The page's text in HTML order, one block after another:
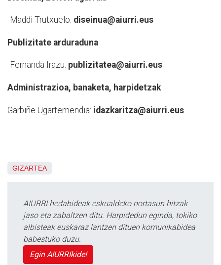
-Maddi Trutxuelo: diseinua@aiurri.eus
Publizitate arduraduna
-Fernanda Irazu: publizitatea@aiurri.eus
Administrazioa, banaketa, harpidetzak
Garbiñe Ugartemendia: idazkaritza@aiurri.eus
GIZARTEA
AIURRI hedabideak eskualdeko nortasun hitzak
jaso eta zabaltzen ditu. Harpidedun eginda, tokiko
albisteak euskaraz lantzen dituen komunikabidea
babestuko duzu.
Egin AIURRIkide!